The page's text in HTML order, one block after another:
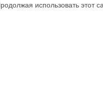
использовать этот